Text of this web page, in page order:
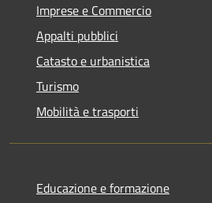
Imprese e Commercio
Appalti pubblici
Catasto e urbanistica
Turismo
Mobilità e trasporti
Educazione e formazione